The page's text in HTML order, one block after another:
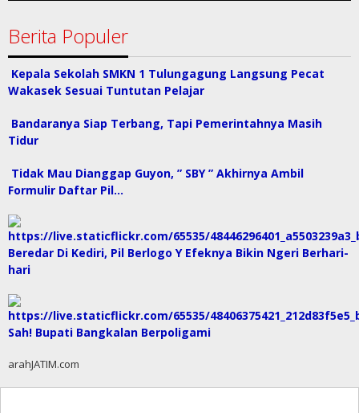
Berita Populer
Kepala Sekolah SMKN 1 Tulungagung Langsung Pecat
Wakasek Sesuai Tuntutan Pelajar
Bandaranya Siap Terbang, Tapi Pemerintahnya Masih
Tidur
Tidak Mau Dianggap Guyon, ” SBY ” Akhirnya Ambil
Formulir Daftar Pil…
Beredar Di Kediri, Pil Berlogo Y Efeknya Bikin Ngeri Berhari-
hari
Sah! Bupati Bangkalan Berpoligami
arahJATIM.com